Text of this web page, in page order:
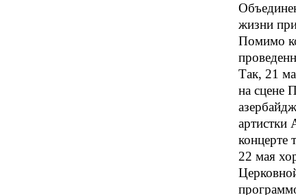
жизни
Помимо
Так, 21
на сцене
артистки
концерте
22 мая